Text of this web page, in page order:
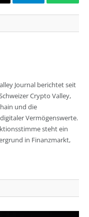
Telegram
Journal berichtet seit
Crypto Valley,
und die
Vermögenswerte.
steht ein
in Finanzmarkt,